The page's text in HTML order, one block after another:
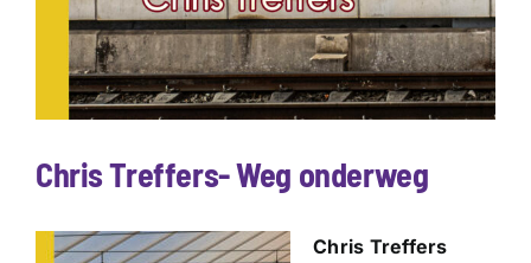
Chris Treffers- Weg onderweg
Chris Treffers